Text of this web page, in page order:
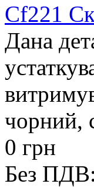
Cf221
Дана
чорний,
0 грн
Без